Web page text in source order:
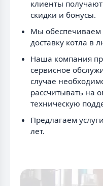
клиенты
скидки и бонусы.
Мы обеспечиваем
доставку котла в
Наша компания
сервисное
случае
рассчитывать на
техническую
Предлагаем
лет.